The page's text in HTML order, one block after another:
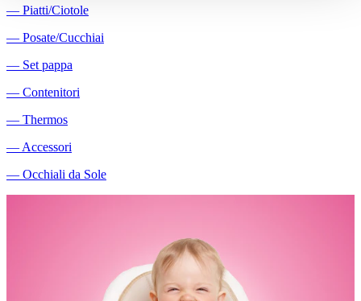
― Piatti/Ciotole
― Posate/Cucchiai
― Set pappa
― Contenitori
― Thermos
― Accessori
― Occhiali da Sole